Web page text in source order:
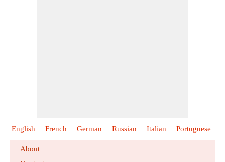
English French German Russian Italian Portuguese
About